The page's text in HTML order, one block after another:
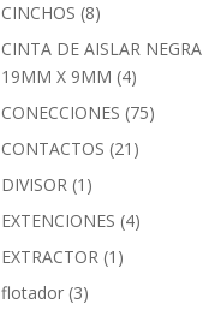
CINCHOS (8)
CINTA DE AISLAR NEGRA
19MM X 9MM (4)
CONECCIONES (75)
CONTACTOS (21)
DIVISOR (1)
EXTENCIONES (4)
EXTRACTOR (1)
flotador (3)